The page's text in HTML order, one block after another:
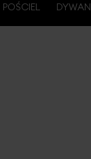
POŚCIEL